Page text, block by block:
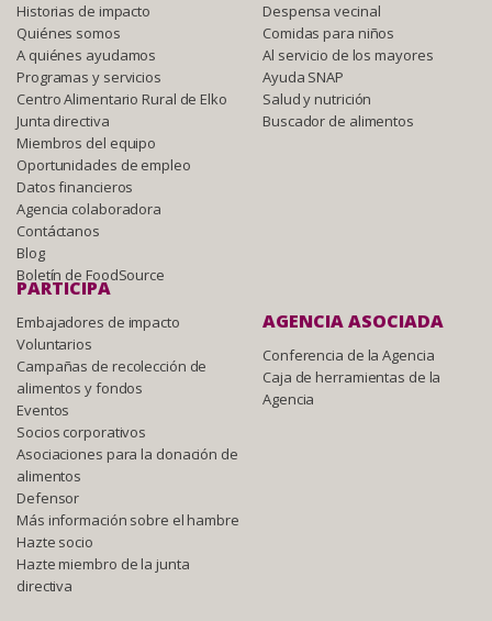
Historias de impacto
Quiénes somos
A quiénes ayudamos
Programas y servicios
Centro Alimentario Rural de Elko
Junta directiva
Miembros del equipo
Oportunidades de empleo
Datos financieros
Agencia colaboradora
Contáctanos
Blog
Boletín de FoodSource
Despensa vecinal
Comidas para niños
Al servicio de los mayores
Ayuda SNAP
Salud y nutrición
Buscador de alimentos
PARTICIPA
Embajadores de impacto
Voluntarios
Campañas de recolección de
alimentos y fondos
Eventos
Socios corporativos
Asociaciones para la donación de
alimentos
Defensor
Más información sobre el hambre
Hazte socio
Hazte miembro de la junta
directiva
AGENCIA ASOCIADA
Conferencia de la Agencia
Caja de herramientas de la
Agencia